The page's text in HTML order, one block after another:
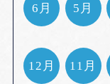
6月 5月
12月 11月